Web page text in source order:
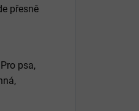
přesně
psa,